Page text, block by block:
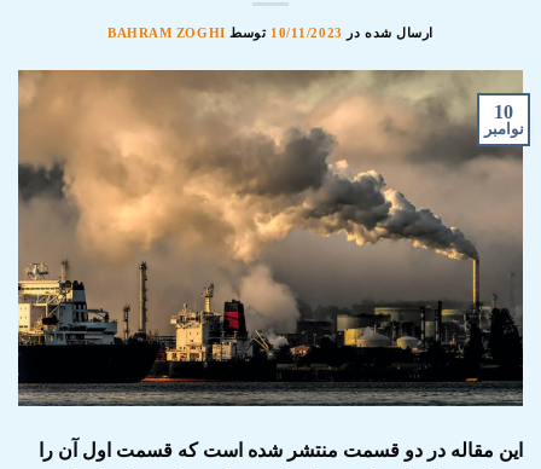
ارسال شده در 10/11/2023 توسط BAHRAM ZOGHI
10
نوامبر
این مقاله در دو قسمت منتشر شده است که قسمت اول آن را